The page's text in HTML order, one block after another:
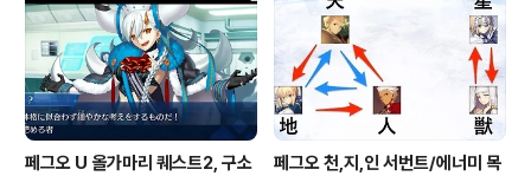
페그오 U 올가마리 퀘스트2, 구소
페그오 천,지,인 서번트/에너미 목